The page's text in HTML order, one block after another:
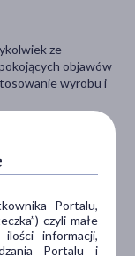
ze
objawów
wyrobu i
otwierane lub
się z lekarzem.
od źródeł
Portalu,
czyli małe
informacji,
Portalu i